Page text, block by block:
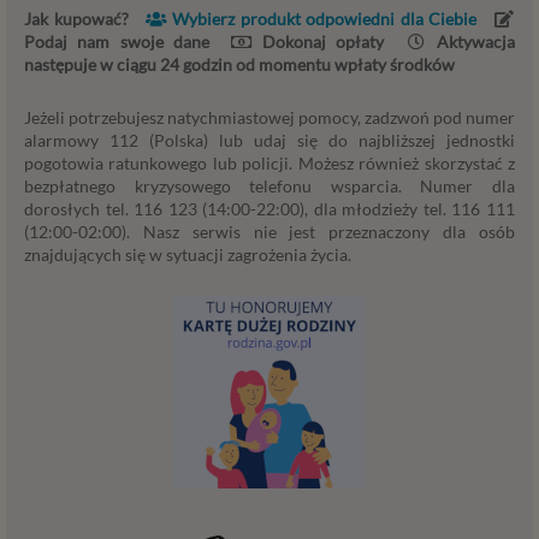
Jak kupować?
Wybierz produkt odpowiedni dla Ciebie
Podaj nam swoje dane
Dokonaj opłaty
Aktywacja
następuje w ciągu 24 godzin od momentu wpłaty środków
Jeżeli potrzebujesz natychmiastowej pomocy, zadzwoń pod numer
alarmowy 112 (Polska) lub udaj się do najbliższej jednostki
pogotowia ratunkowego lub policji. Możesz również skorzystać z
bezpłatnego kryzysowego telefonu wsparcia. Numer dla
dorosłych tel. 116 123 (14:00-22:00), dla młodzieży tel. 116 111
(12:00-02:00). Nasz serwis nie jest przeznaczony dla osób
znajdujących się w sytuacji zagrożenia życia.
osobowych, jakie może mieć miejsce po 25 maja 2018 r. w
związku z korzystaniem z naszych usług. Prosimy Cię o jej
przeczytanie, nie zajmie to więcej niż kilka minut.
Czym są dane osobowe
Dane osobowe to, zgodnie z RODO, informacje o
zidentyfikowanej lub możliwej do zidentyfikowania
osobie fizycznej. W przypadku korzystania z naszego
serwisu takimi danymi są np. adres e-mail, adres IP lub
usłudze oferowanej przez Psychoradę. Dane osobowe
mogą być zapisywane w plikach cookies lub podobnych
technologiach (np. local storage) instalowanych przez nas
lub naszych Zaufanych Partnerów na naszych stronach i
urządzeniach, których używasz podczas korzystania z
Podstawa i cel przetwarzania